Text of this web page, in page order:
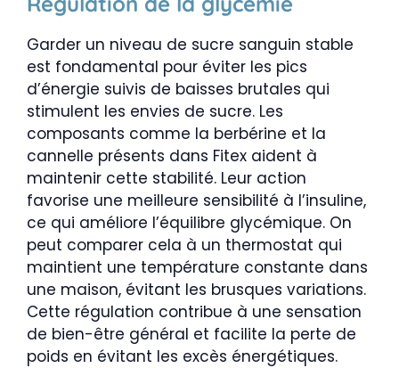
Garder un niveau de sucre sanguin stable
est fondamental pour éviter les pics
d’énergie suivis de baisses brutales qui
stimulent les envies de sucre. Les
composants comme la berbérine et la
cannelle présents dans Fitex aident à
maintenir cette stabilité. Leur action
favorise une meilleure sensibilité à l’insuline,
ce qui améliore l’équilibre glycémique. On
peut comparer cela à un thermostat qui
maintient une température constante dans
une maison, évitant les brusques variations.
Cette régulation contribue à une sensation
de bien-être général et facilite la perte de
poids en évitant les excès énergétiques.